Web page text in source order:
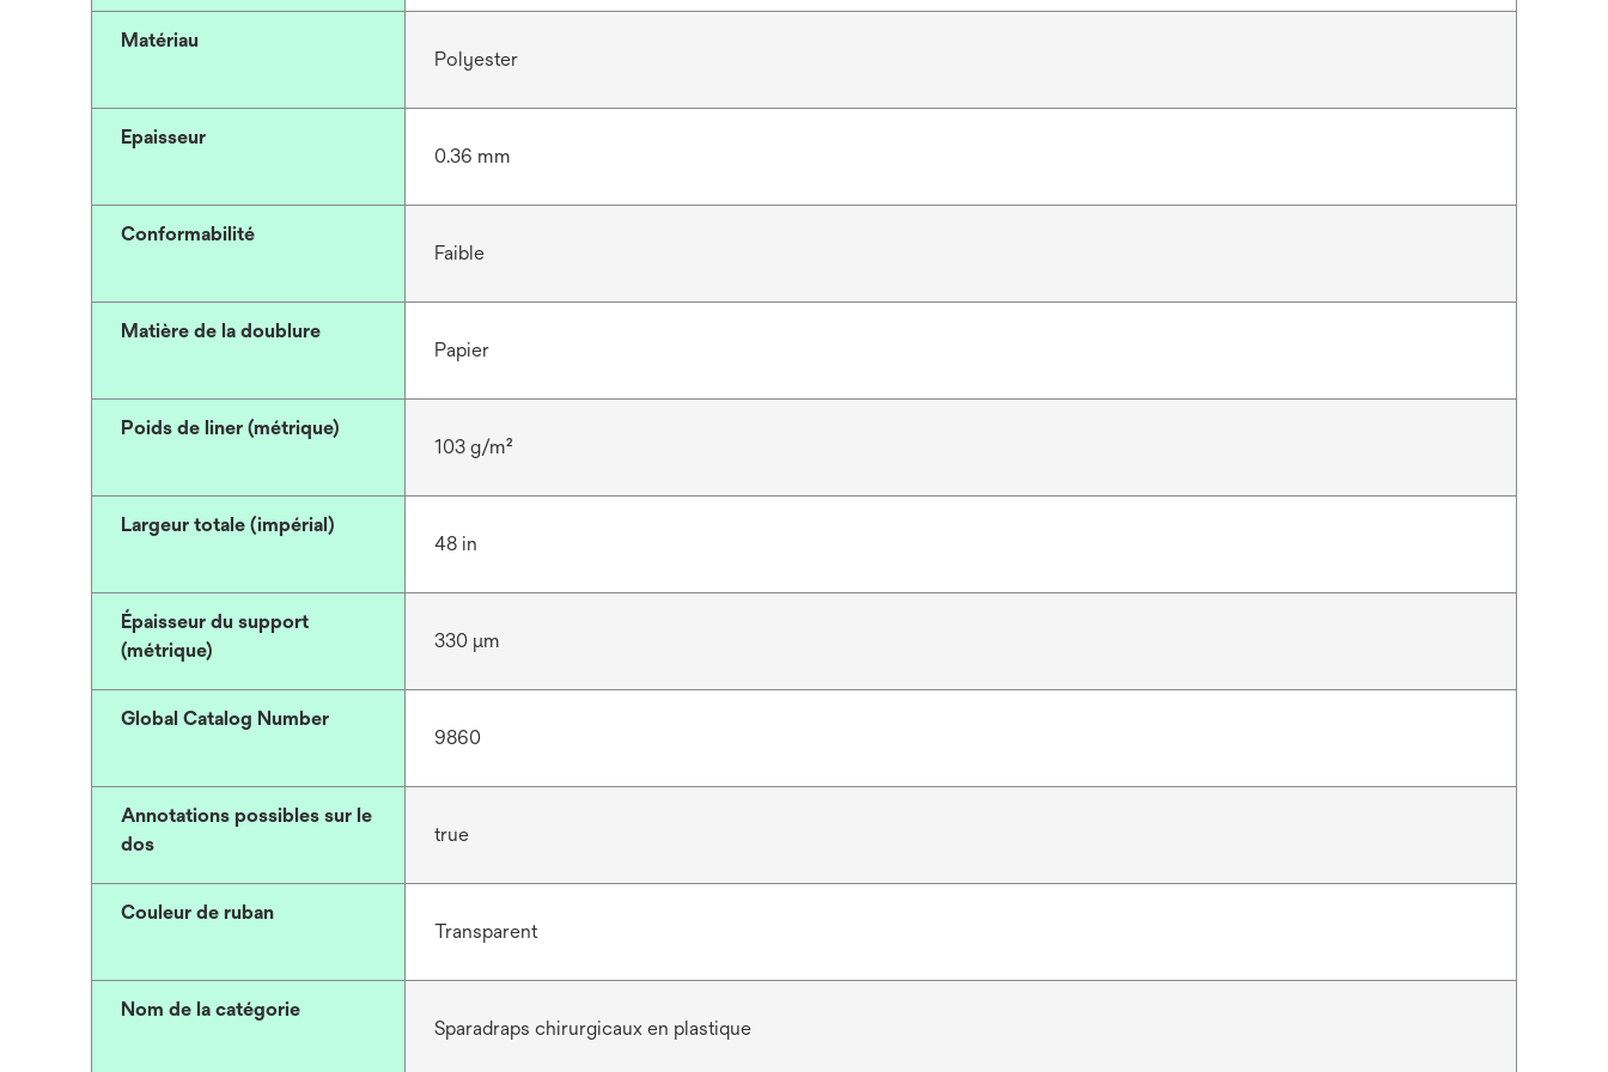
Matériau
Polyester
Epaisseur
0.36 mm
Conformabilité
Faible
Matière de la doublure
Papier
Poids de liner (métrique)
103 g/m²
Largeur totale (impérial)
48 in
Épaisseur du support
(métrique)
330 μm
Global Catalog Number
9860
Annotations possibles sur le
dos
true
Couleur de ruban
Transparent
Nom de la catégorie
Sparadraps chirurgicaux en plastique